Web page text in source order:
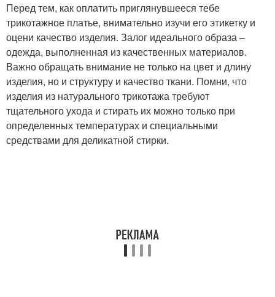
Перед тем, как оплатить приглянувшееся тебе
трикотажное платье, внимательно изучи его этикетку и
оцени качество изделия. Залог идеального образа –
одежда, выполненная из качественных материалов.
Важно обращать внимание не только на цвет и длину
изделия, но и структуру и качество ткани. Помни, что
изделия из натурального трикотажа требуют
тщательного ухода и стирать их можно только при
определенных температурах и специальными
средствами для деликатной стирки.